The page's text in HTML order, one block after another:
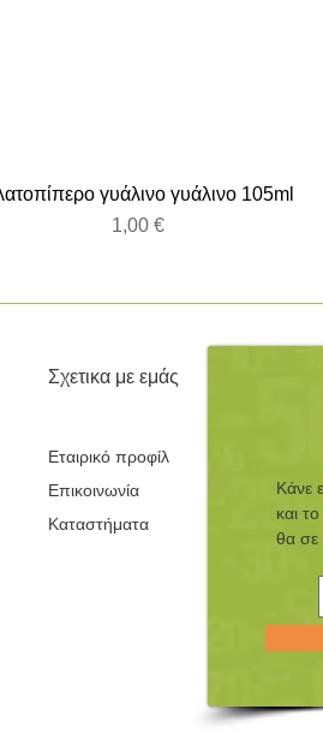
γυάλινο γυάλινο 105ml
Τιμή
1,00 €
Σχετικα με εμάς
Εταιρικό προφίλ
Επικοινωνία
Καταστήματα
Κάνε
και
θα σε